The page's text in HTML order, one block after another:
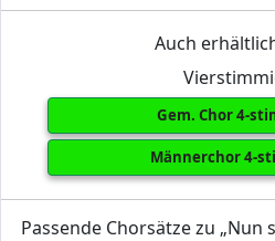
Auch
Gem. Chor 4-
Männerchor 4-
Passende Chorsätze zu „Nun